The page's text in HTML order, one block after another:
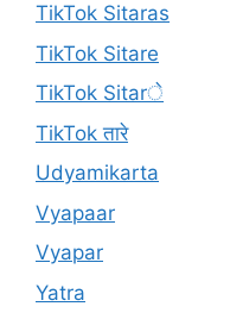
TikTok Sitaras
TikTok Sitare
TikTok Sitarे
TikTok तारे
Udyamikarta
Vyapaar
Vyapar
Yatra